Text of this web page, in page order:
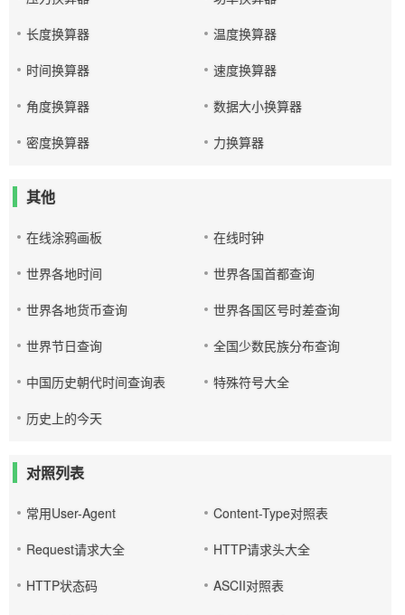
长度换算器
温度换算器
时间换算器
速度换算器
角度换算器
数据大小换算器
密度换算器
力换算器
其他
在线涂鸦画板
在线时钟
世界各地时间
世界各国首都查询
世界各地货币查询
世界各国区号时差查询
世界节日查询
全国少数民族分布查询
中国历史朝代时间查询表
特殊符号大全
历史上的今天
对照列表
常用User-Agent
Content-Type对照表
Request请求大全
HTTP请求头大全
HTTP状态码
ASCII对照表